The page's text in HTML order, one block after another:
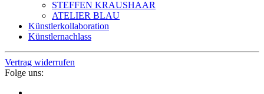
STEFFEN KRAUSHAAR
ATELIER BLAU
Künstlerkollaboration
Künstlernachlass
Vertrag widerrufen
Folge uns: